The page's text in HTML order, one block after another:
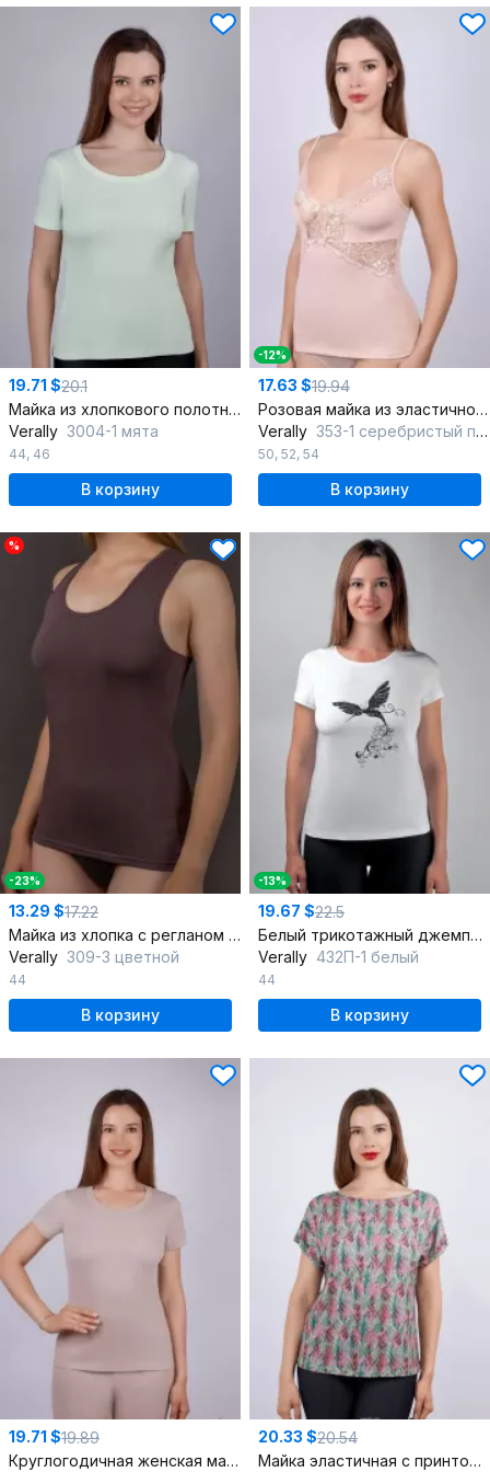
19.71 $20.1
Майка из хлопкового полотна кашкорсе Круглогодичная
Verally 3004-1 мята
44, 46
В корзину
-12%
17.63 $19.94
Розовая майка из эластичного хлопкового полотна
Verally 353-1 серебристый пион
50, 52, 54
В корзину
%
-23%
13.29 $17.22
Майка из хлопка с регланом и коротким рукавом Круглогодичная
Verally 309-3 цветной
44
В корзину
-13%
19.67 $22.5
Белый трикотажный джемпер из хлопка с рукавом и эластичным полотном
Verally 432П-1 белый
44
В корзину
19.71 $19.89
Круглогодичная женская майка из хлопка и трикотажа
20.33 $20.54
Майка эластичная с принтом и коротким рукавом для лета